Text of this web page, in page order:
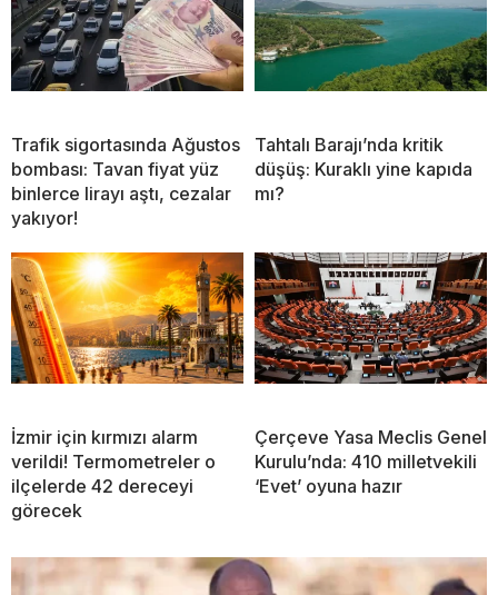
Trafik sigortasında Ağustos
bombası: Tavan fiyat yüz
binlerce lirayı aştı, cezalar
yakıyor!
Tahtalı Barajı’nda kritik
düşüş: Kuraklı yine kapıda
mı?
İzmir için kırmızı alarm
verildi! Termometreler o
ilçelerde 42 dereceyi
görecek
Çerçeve Yasa Meclis Genel
Kurulu’nda: 410 milletvekili
‘Evet’ oyuna hazır